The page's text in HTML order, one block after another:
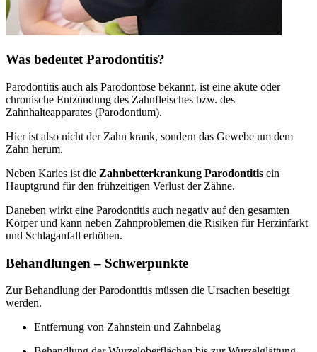
Was bedeutet Parodontitis?
Parodontitis auch als Parodontose bekannt, ist eine akute oder
chronische Entzündung des Zahnfleisches bzw. des
Zahnhalteapparates (Parodontium).
Hier ist also nicht der Zahn krank, sondern das Gewebe um dem
Zahn herum.
Neben Karies ist die Zahnbetterkrankung Parodontitis ein
Hauptgrund für den frühzeitigen Verlust der Zähne.
Daneben wirkt eine Parodontitis auch negativ auf den gesamten
Körper und kann neben Zahnproblemen die Risiken für Herzinfarkt
und Schlaganfall erhöhen.
Behandlungen – Schwerpunkte
Zur Behandlung der Parodontitis müssen die Ursachen beseitigt
werden.
Entfernung von Zahnstein und Zahnbelag